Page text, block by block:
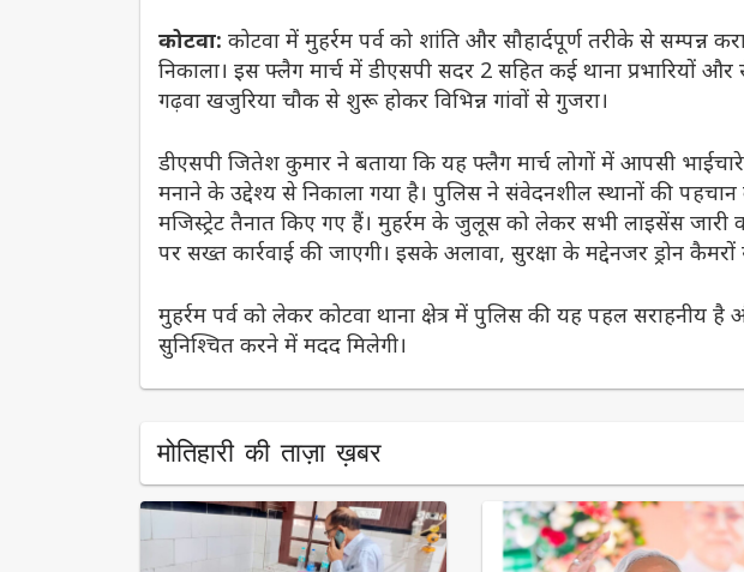
कोटवा: कोटवा में मुहर्रम पर्व को शांति और सौहार्दपूर्ण तरीके से सम्पन्न
निकाला। इस फ्लैग मार्च में डीएसपी सदर 2 सहित कई थाना प्रभारियों और
गढ़वा खजुरिया चौक से शुरू होकर विभिन्न गांवों से गुजरा।
डीएसपी जितेश कुमार ने बताया कि यह फ्लैग मार्च लोगों में आपसी
मनाने के उद्देश्य से निकाला गया है। पुलिस ने संवेदनशील स्थानों की
मजिस्ट्रेट तैनात किए गए हैं। मुहर्रम के जुलूस को लेकर सभी लाइसेंस
पर सख्त कार्रवाई की जाएगी। इसके अलावा, सुरक्षा के मद्देनजर ड्रोन कैमरों
मुहर्रम पर्व को लेकर कोटवा थाना क्षेत्र में पुलिस की यह पहल सराहनीय है
सुनिश्चित करने में मदद मिलेगी।
मोतिहारी की ताज़ा ख़बर